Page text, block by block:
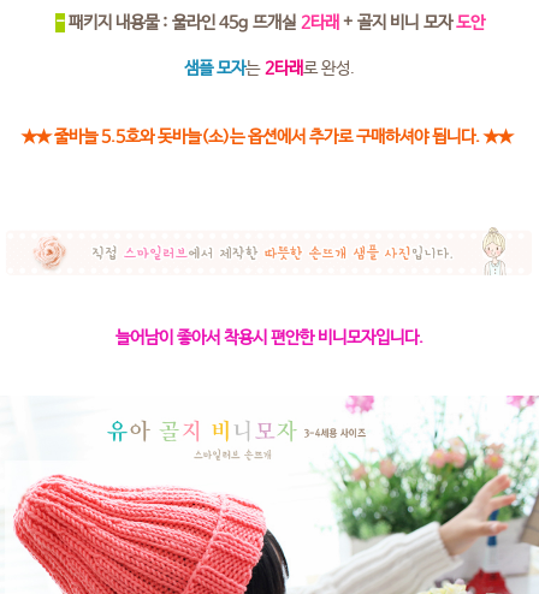
- 패키지 내용물 : 울라인 45g 뜨개실 2타래 + 골지 비니 모자도안
샘플 모자는 2타래로 완성.
★★ 줄바늘 5.5호와 돗바늘(소)는 옵션에서 추가로 구매하셔야 됩니다. ★★
늘어남이 좋아서 착용시 편안한 비니모자입니다.